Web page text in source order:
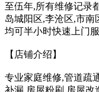
至伍年,所有维修记录
岛城阳区,李沧区,市南
均可半小时快速上门
【店铺介绍】
专业家庭维修,管道疏
补漏,房屋粉刷,房屋改